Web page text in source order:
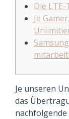
Die
Je
Je unseren
das